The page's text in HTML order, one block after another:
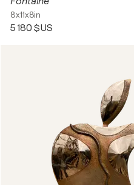
8x11x8in
5 180 $US